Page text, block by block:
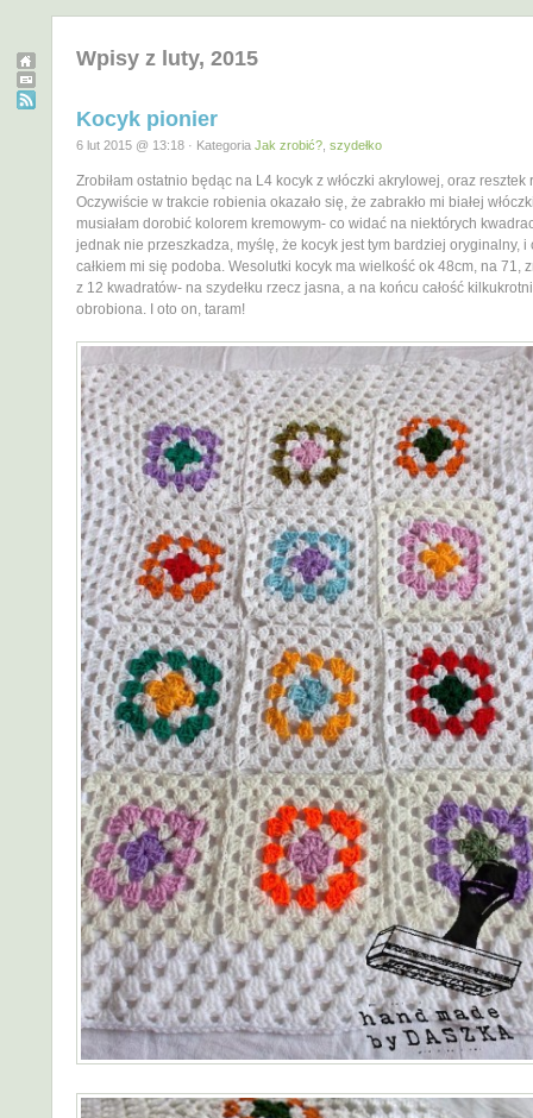
Wpisy z luty, 2015
Kocyk pionier
6 lut 2015 @ 13:18 · Kategoria Jak zrobić? szydełko
Zrobiłam ostatnio będąc na L4 kocyk z włóczki akrylowej, oraz resztek
Oczywiście w trakcie robienia okazało się, że zabrakło mi białej
musiałam dorobić kolorem kremowym- co widać na niektórych
jednak nie przeszkadza, myślę, że kocyk jest tym bardziej oryginalny, i
całkiem mi się podoba. Wesolutki kocyk ma wielkość ok 48cm, na 71,
z 12 kwadratów- na szydełku rzecz jasna, a na końcu całość
obrobiona. I oto on, taram!